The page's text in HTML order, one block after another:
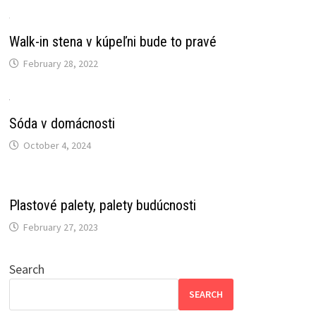
Walk-in stena v kúpeľni bude to pravé
February 28, 2022
Sóda v domácnosti
October 4, 2024
Plastové palety, palety budúcnosti
February 27, 2023
Search
SEARCH